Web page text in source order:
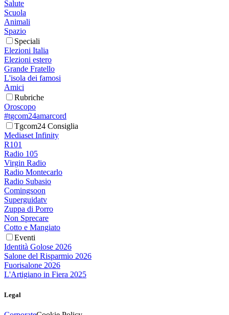
Salute
Scuola
Animali
Spazio
Speciali
Elezioni Italia
Elezioni estero
Grande Fratello
L'isola dei famosi
Amici
Rubriche
Oroscopo
#tgcom24amarcord
Tgcom24 Consiglia
Mediaset Infinity
R101
Radio 105
Virgin Radio
Radio Montecarlo
Radio Subasio
Comingsoon
Superguidatv
Zuppa di Porro
Non Sprecare
Cotto e Mangiato
Eventi
Identità Golose 2026
Salone del Risparmio 2026
Fuorisalone 2026
L'Artigiano in Fiera 2025
Legal